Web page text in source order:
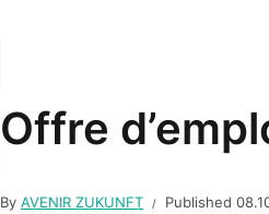
Offre
By AVENIR ZUKUNFT Published